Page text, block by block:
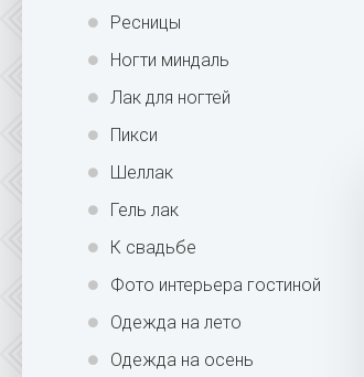
Ресницы
Ногти миндаль
Лак для ногтей
Пикси
Шеллак
Гель лак
К свадьбе
Фото интерьера гостиной
Одежда на лето
Одежда на осень